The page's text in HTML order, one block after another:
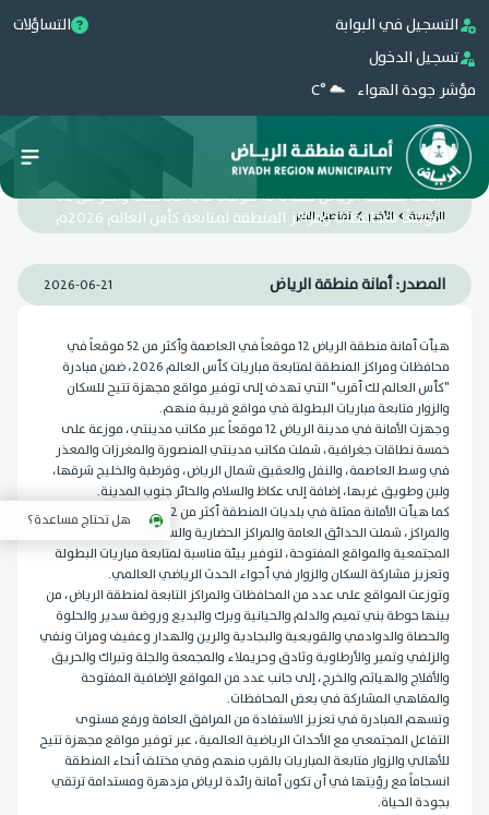
التسجيل في البوابة
تسجيل الدخول
مؤشر جودة الهواء
°C
التساؤلات
الرئيسية الأخبار تفاصيل الخبر
أمانة منطقة الرياض تهيئ 12 موقعًا في العاصمة وأكثر من 52
موقعًا بمحافظات ومراكز المنطقة لمتابعة كأس العالم 2026م
المصدر: ‏أمانة منطقة الرياض 2026-06-21
هيأت أمانة منطقة الرياض 12 موقعاً في العاصمة وأكثر من 52 موقعاً في
محافظات ومراكز المنطقة لمتابعة مباريات كأس العالم 2026، ضمن مبادرة
"كأس العالم لك أقرب" التي تهدف إلى توفير مواقع مجهزة تتيح للسكان
والزوار متابعة مباريات البطولة في مواقع قريبة منهم.
وجهزت الأمانة في مدينة الرياض 12 موقعاً عبر مكاتب مدينتي، موزعة على
خمسة نطاقات جغرافية، شملت مكاتب مدينتي المنصورة والمغرزات والمعذر
في وسط العاصمة، والنفل والعقيق شمال الرياض، وقرطبة والخليج شرقها،
ولبن وطويق غربها، إضافة إلى عكاظ والسلام والحائر جنوب المدينة.
كما هيأت الأمانة ممثلة في بلديات المنطقة أكثر من 52 موقعاً في المحافظات
والمراكز، شملت الحدائق العامة والمراكز الحضارية والساحات والمرافق
المجتمعية والمواقع المفتوحة، لتوفير بيئة مناسبة لمتابعة مباريات البطولة
وتعزيز مشاركة السكان والزوار في أجواء الحدث الرياضي العالمي.
وتوزعت المواقع على عدد من المحافظات والمراكز التابعة لمنطقة الرياض، من
بينها حوطة بني تميم والدلم والحيانية وبرك والبديع وروضة سدير والحلوة
والحصاة والدوادمي والقويعية والبجادية والرين والهدار وعفيف ومرات ونفي
والزلفي وتمير والأرطاوية وثادق وحريملاء والمجمعة والجلة وتبراك والحريق
والأفلاج والهياثم والخرج، إلى جانب عدد من المواقع الإضافية المفتوحة
والمقاهي المشاركة في بعض المحافظات.
وتسهم المبادرة في تعزيز الاستفادة من المرافق العامة ورفع مستوى
التفاعل المجتمعي مع الأحداث الرياضية العالمية، عبر توفير مواقع مجهزة تتيح
للأهالي والزوار متابعة المباريات بالقرب منهم وفي مختلف أنحاء المنطقة
انسجاماً مع رؤيتها في أن تكون أمانة رائدة لرياض مزدهرة ومستدامة ترتقي
بجودة الحياة.
هل تحتاج مساعدة؟